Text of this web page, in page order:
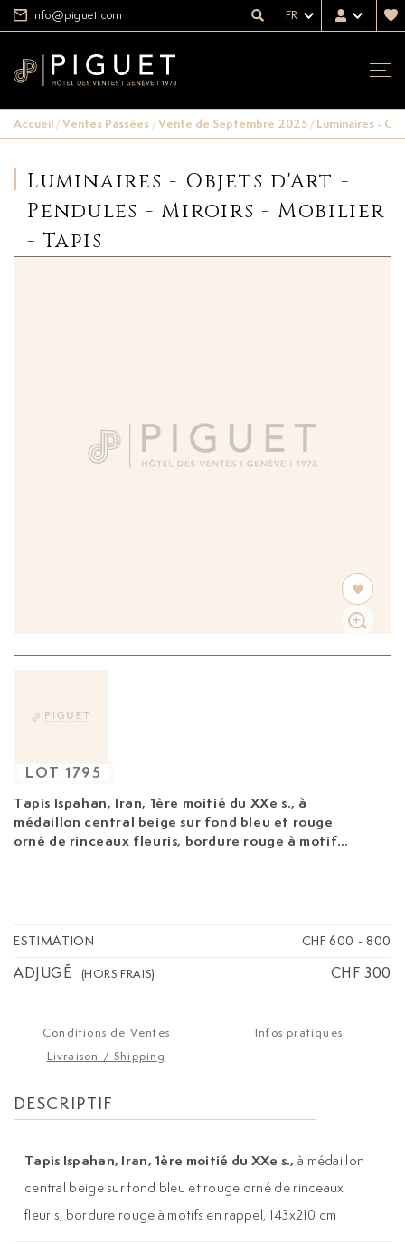
info@piguet.com FR
Accueil/Ventes Passées/Vente de Septembre 2025/Luminaires -
Luminaires - Objets d'Art -
Pendules - Miroirs - Mobilier
- Tapis
Tapis Ispahan, Iran, 1ère moitié du XXe s.,
médaillon central beige sur fond bleu et rouge
orné de rinceaux fleuris, bordure rouge à motifs
LOT 1795
ESTIMATION CHF 600 - 800
ADJUGÉ (HORS FRAIS) CHF 300
Conditions de Ventes
Infos pratiques
Livraison / Shipping
DESCRIPTIF
Tapis Ispahan, Iran, 1ère moitié du XXe s., à médaillon
central beige sur fond bleu et rouge orné de rinceaux
fleuris, bordure rouge à motifs en rappel, 143x210 cm